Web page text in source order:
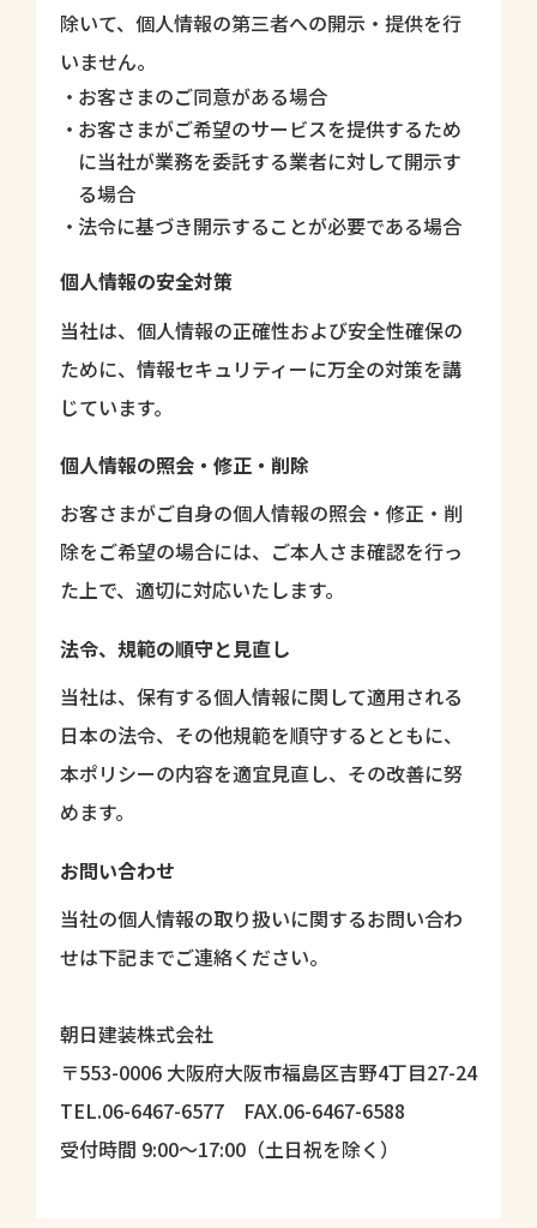
除いて、個人情報の第三者への開示・提供を行
いません。
お客さまのご同意がある場合
お客さまがご希望のサービスを提供するため
に当社が業務を委託する業者に対して開示す
る場合
法令に基づき開示することが必要である場合
個人情報の安全対策
当社は、個人情報の正確性および安全性確保の
ために、情報セキュリティーに万全の対策を講
じています。
個人情報の照会・修正・削除
お客さまがご自身の個人情報の照会・修正・削
除をご希望の場合には、ご本人さま確認を行っ
た上で、適切に対応いたします。
法令、規範の順守と見直し
当社は、保有する個人情報に関して適用される
日本の法令、その他規範を順守するとともに、
本ポリシーの内容を適宜見直し、その改善に努
めます。
お問い合わせ
当社の個人情報の取り扱いに関するお問い合わ
せは下記までご連絡ください。
朝日建装株式会社
〒553-0006 大阪府大阪市福島区吉野4丁目27-24
TEL.06-6467-6577 FAX.06-6467-6588
受付時間 9:00～17:00（土日祝を除く）